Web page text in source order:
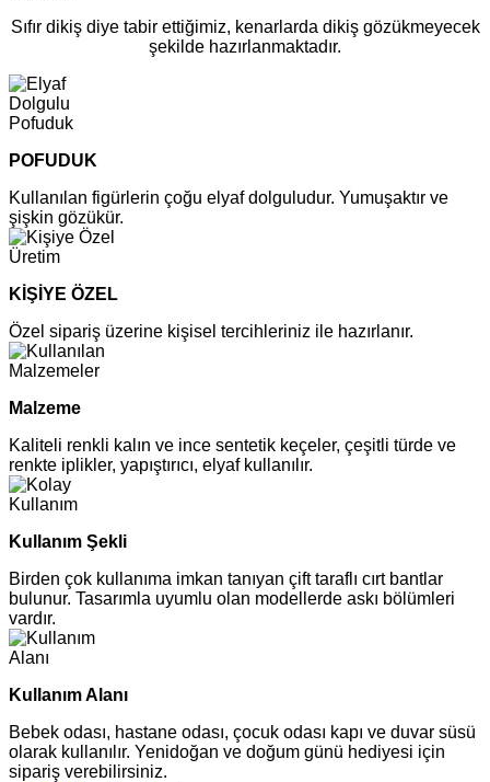
Sıfır dikiş diye tabir ettiğimiz, kenarlarda dikiş gözükmeyecek
şekilde hazırlanmaktadır.
POFUDUK
Kullanılan figürlerin çoğu elyaf dolguludur. Yumuşaktır ve
şişkin gözükür.
KİŞİYE ÖZEL
Özel sipariş üzerine kişisel tercihleriniz ile hazırlanır.
Malzeme
Kaliteli renkli kalın ve ince sentetik keçeler, çeşitli türde ve
renkte iplikler, yapıştırıcı, elyaf kullanılır.
Kullanım Şekli
Birden çok kullanıma imkan tanıyan çift taraflı cırt bantlar
bulunur. Tasarımla uyumlu olan modellerde askı bölümleri
vardır.
Kullanım Alanı
Bebek odası, hastane odası, çocuk odası kapı ve duvar süsü
olarak kullanılır. Yenidoğan ve doğum günü hediyesi için
sipariş verebilirsiniz.